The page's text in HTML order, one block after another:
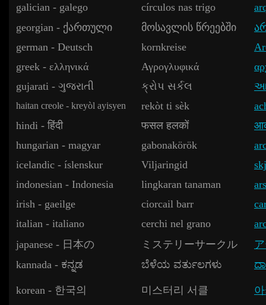
galician - galego círculos nas trigo
georgian - ქართული
მოსავლის წრეებში
german - Deutsch
kornkreise
greek - ελληνικά
Αγρογλυφικά
gujarati - ગુજરાતી
ક્રોપ સર્કલ
haitan creole - kreyòl ayisyen rekòt ti sèk
hindi - हिंदी
फसल हलकों
hungarian - magyar
gabonakörök
icelandic - íslenskur
Viljaringid
indonesian - Indonesia
lingkaran tanaman
irish - gaeilge
ciorcail barr
italian - italiano
cerchi nel grano
japanese - 日本の
ミステリーサークル
kannada - ಕನ್ನಡ
ಬೆಳೆಯ ವರ್ತುಲಗಳು
korean - 한국의 미스터리 서클